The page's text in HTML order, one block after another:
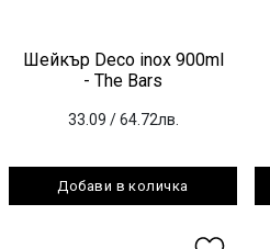
Шейкър Deco inox 900ml
- The Bars
33.09 / 64.72лв.
Добави в количка